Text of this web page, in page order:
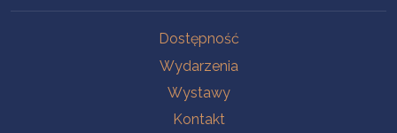
Dostępność
Wydarzenia
Wystawy
Kontakt